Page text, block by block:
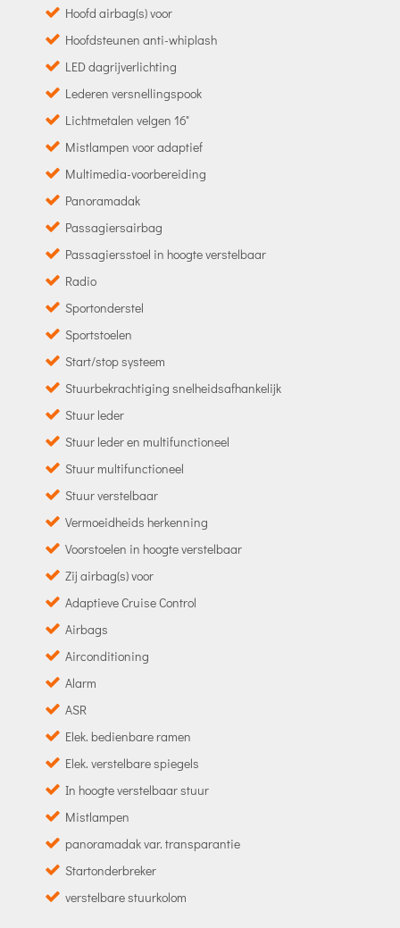
Hoofd airbag(s) voor
Hoofdsteunen anti-whiplash
LED dagrijverlichting
Lederen versnellingspook
Lichtmetalen velgen 16"
Mistlampen voor adaptief
Multimedia-voorbereiding
Panoramadak
Passagiersairbag
Passagiersstoel in hoogte verstelbaar
Radio
Sportonderstel
Sportstoelen
Start/stop systeem
Stuurbekrachtiging snelheidsafhankelijk
Stuur leder
Stuur leder en multifunctioneel
Stuur multifunctioneel
Stuur verstelbaar
Vermoeidheids herkenning
Voorstoelen in hoogte verstelbaar
Zij airbag(s) voor
Adaptieve Cruise Control
Airbags
Airconditioning
Alarm
ASR
Elek. bedienbare ramen
Elek. verstelbare spiegels
In hoogte verstelbaar stuur
Mistlampen
panoramadak var. transparantie
Startonderbreker
verstelbare stuurkolom